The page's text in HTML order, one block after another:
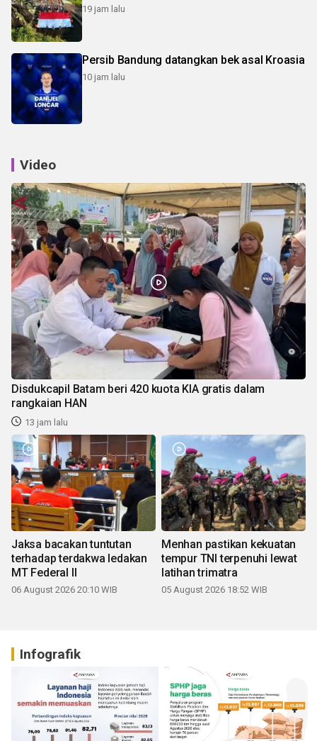
19 jam lalu
Persib Bandung datangkan bek asal Kroasia
10 jam lalu
Video
Disdukcapil Batam beri 420 kuota KIA gratis dalam
rangkaian HAN
13 jam lalu
Jaksa bacakan tuntutan
terhadap terdakwa ledakan
MT Federal II
06 August 2026 20:10 WIB
Menhan pastikan kekuatan
tempur TNI terpenuhi lewat
latihan trimatra
05 August 2026 18:52 WIB
Infografik